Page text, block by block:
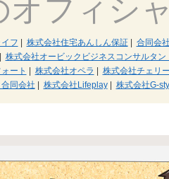
オフィシ
フ 株式会社住宅あんしん保証|
合同会
株式会社オービックビジネスコンサルタン
ート
株式会社オペラ
株式会社チェリ
同会社
株式会社Lifeplay| 株式会社G-